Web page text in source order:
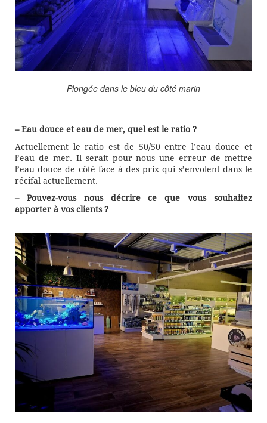
Plongée dans le bleu du côté marin
– Eau douce et eau de mer, quel est le ratio ?
Actuellement le ratio est de 50/50 entre l’eau douce et
l’eau de mer. Il serait pour nous une erreur de mettre
l’eau douce de côté face à des prix qui s’envolent dans le
récifal actuellement.
– Pouvez-vous nous décrire ce que vous souhaitez
apporter à vos clients ?